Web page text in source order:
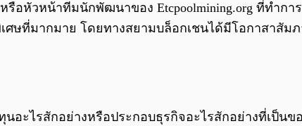
อหัวหน้าทีมนักพัฒนาของ Etcpoolmining.org ที่ทำการ
เศษที่มากมาย โดยทางสยามบล็อกเชนได้มีโอกาสาสั
อะไรสักอย่างหรือประกอบธุรกิจอะไรสักอย่างที่เป็น